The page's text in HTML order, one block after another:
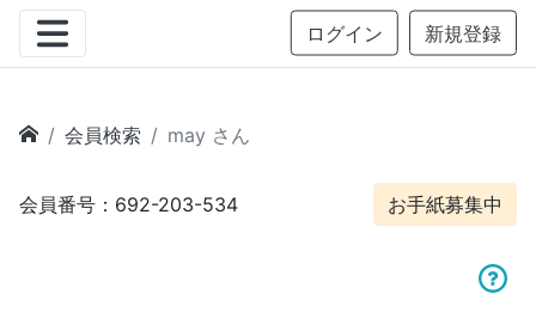
ログイン 新規登録
会員検索 may さん
会員番号：692-203-534 お手紙募集中